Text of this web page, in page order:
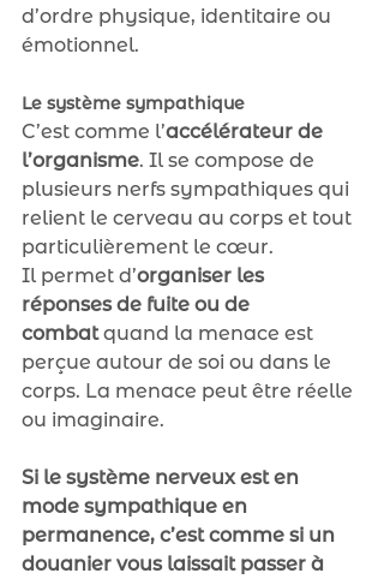
d’ordre physique, identitaire ou
émotionnel.
Le système sympathique
C’est comme l’accélérateur de
l’organisme. Il se compose de
plusieurs nerfs sympathiques qui
relient le cerveau au corps et tout
particulièrement le cœur.
Il permet d’organiser les
réponses de fuite ou de
combat quand la menace est
perçue autour de soi ou dans le
corps. La menace peut être réelle
ou imaginaire.
Si le système nerveux est en
mode sympathique en
permanence, c’est comme si un
douanier vous laissait passer à